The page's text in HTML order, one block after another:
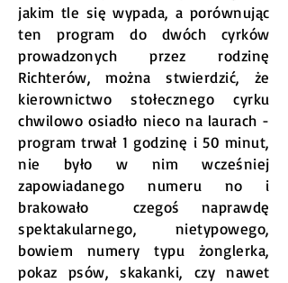
jakim tle się wypada, a porównując
ten program do dwóch cyrków
prowadzonych przez rodzinę
Richterów, można stwierdzić, że
kierownictwo stołecznego cyrku
chwilowo osiadło nieco na laurach -
program trwał 1 godzinę i 50 minut,
nie było w nim wcześniej
zapowiadanego numeru no i
brakowało czegoś naprawdę
spektakularnego, nietypowego,
bowiem numery typu żonglerka,
pokaz psów, skakanki, czy nawet